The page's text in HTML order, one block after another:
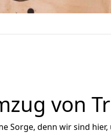
von
Sorge, denn wir sind